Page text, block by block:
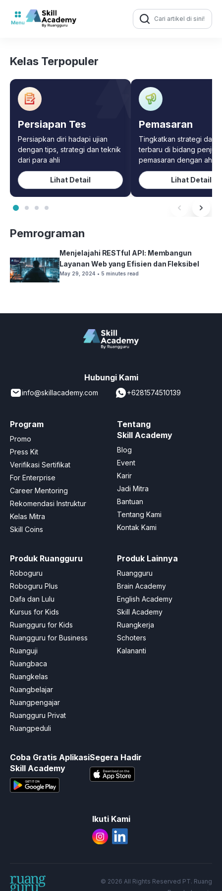
Search
for:
Kelas Terpopuler
Persiapan Tes
Persiapkan diri hadapi ujian
dengan tips, strategi dan teknik
dari para ahli
Lihat Detail
Pemasaran
Tingkatkan strategi dan
terbaru di bidang
pemasaran dengan
Lihat Detail
Pemrograman
Menjelajahi RESTful API: Membangun
Layanan Web yang Efisien dan Fleksibel
May 29, 2024 • 5 minutes read
Hubungi Kami
info@skillacademy.com +6281574510139
Program
Promo
Press Kit
Verifikasi Sertifikat
For Enterprise
Career Mentoring
Rekomendasi Instruktur
Kelas Mitra
Skill Coins
Tentang
Skill Academy
Blog
Event
Karir
Jadi Mitra
Bantuan
Tentang Kami
Kontak Kami
Produk Ruangguru
Roboguru
Roboguru Plus
Dafa dan Lulu
Kursus for Kids
Ruangguru for Kids
Ruangguru for Business
Ruanguji
Ruangbaca
Ruangkelas
Ruangbelajar
Ruangpengajar
Ruangguru Privat
Ruangpeduli
Produk Lainnya
Ruangguru
Brain Academy
English Academy
Skill Academy
Ruangkerja
Schoters
Kalananti
Coba Gratis Aplikasi
Skill Academy
Segera Hadir
Ikuti Kami
© 2026 All Rights Reserved PT. Ruang